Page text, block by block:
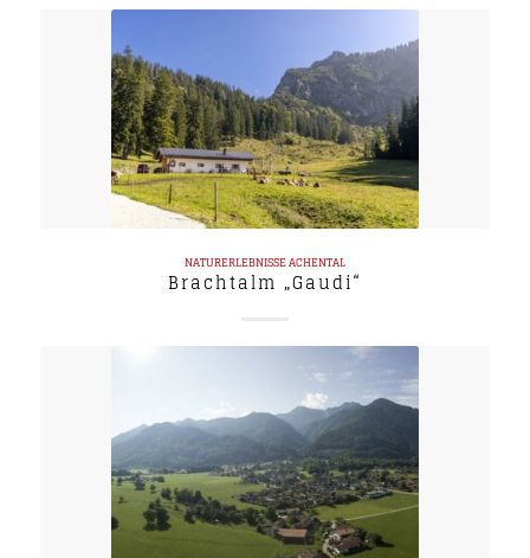
NATURERLEBNISSEACHENTAL
Brachtalm „Gaudi“